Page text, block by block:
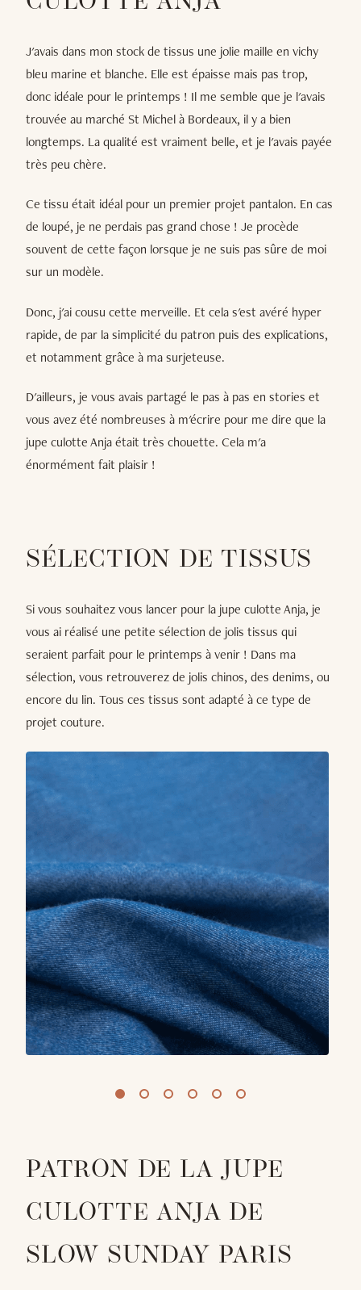
J'avais dans mon stock de tissus une jolie maille en vichy
bleu marine et blanche. Elle est épaisse mais pas trop,
donc idéale pour le printemps ! Il me semble que je l'avais
trouvée au marché St Michel à Bordeaux, il y a bien
longtemps. La qualité est vraiment belle, et je l'avais payée
très peu chère.
Ce tissu était idéal pour un premier projet pantalon. En cas
de loupé, je ne perdais pas grand chose ! Je procède
souvent de cette façon lorsque je ne suis pas sûre de moi
sur un modèle.
Donc, j'ai cousu cette merveille. Et cela s'est avéré hyper
rapide, de par la simplicité du patron puis des explications,
et notamment grâce à ma surjeteuse.
D'ailleurs, je vous avais partagé le pas à pas en stories et
vous avez été nombreuses à m'écrire pour me dire que la
jupe culotte Anja était très chouette. Cela m'a
énormément fait plaisir !
SÉLECTION DE TISSUS
Si vous souhaitez vous lancer pour la jupe culotte Anja, je
vous ai réalisé une petite sélection de jolis tissus qui
seraient parfait pour le printemps à venir ! Dans ma
sélection, vous retrouverez de jolis chinos, des denims, ou
encore du lin. Tous ces tissus sont adapté à ce type de
projet couture.
PATRON DE LA JUPE
CULOTTE ANJA DE
SLOW SUNDAY PARIS